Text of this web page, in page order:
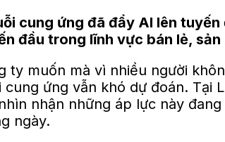
cung ứng đã đẩy AI lên tuyến
đầu trong lĩnh vực bán lẻ,
muốn mà vì nhiều người
ứng vẫn khó dự đoán. Tại
nhận những áp lực này
ngày.